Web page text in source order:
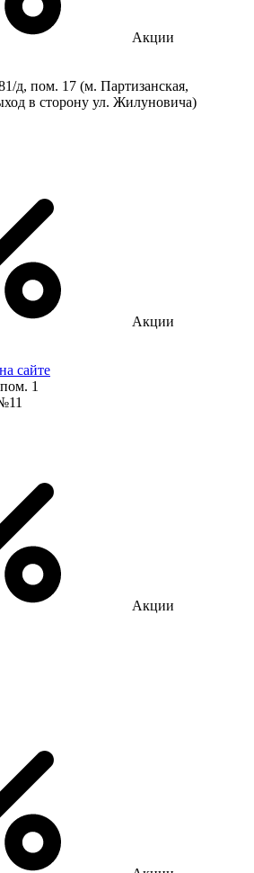
Акции
д, пом. 17 (м. Партизанская,
в сторону ул. Жилуновича)
Акции
сайте
1
Акции